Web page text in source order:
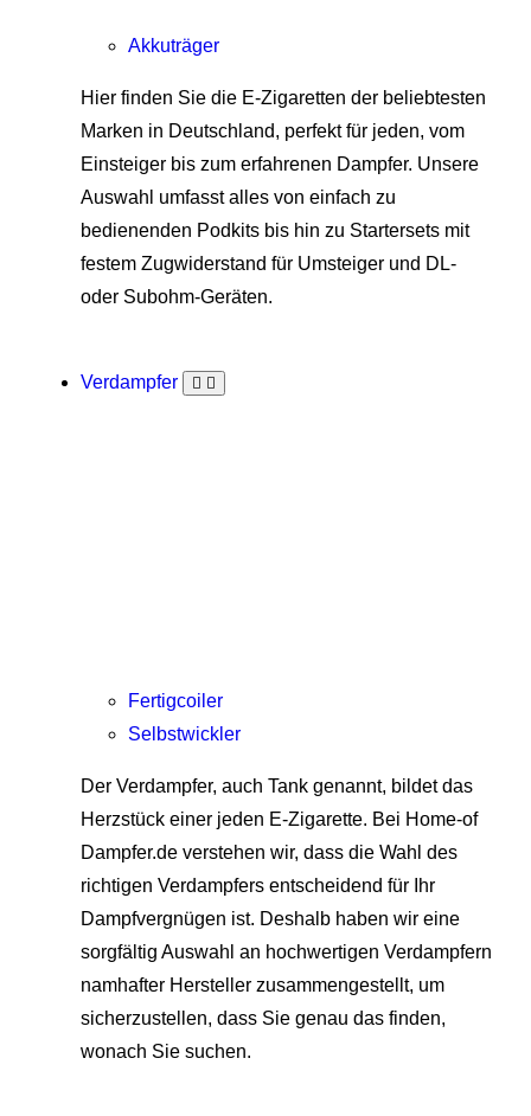
Akkuträger
Hier finden Sie die E-Zigaretten der beliebtesten
Marken in Deutschland, perfekt für jeden, vom
Einsteiger bis zum erfahrenen Dampfer. Unsere
Auswahl umfasst alles von einfach zu
bedienenden Podkits bis hin zu Startersets mit
festem Zugwiderstand für Umsteiger und DL-
oder Subohm-Geräten.
Verdampfer
Fertigcoiler
Selbstwickler
Der Verdampfer, auch Tank genannt, bildet das
Herzstück einer jeden E-Zigarette. Bei Home-of
Dampfer.de verstehen wir, dass die Wahl des
richtigen Verdampfers entscheidend für Ihr
Dampfvergnügen ist. Deshalb haben wir eine
sorgfältig Auswahl an hochwertigen Verdampfern
namhafter Hersteller zusammengestellt, um
sicherzustellen, dass Sie genau das finden,
wonach Sie suchen.